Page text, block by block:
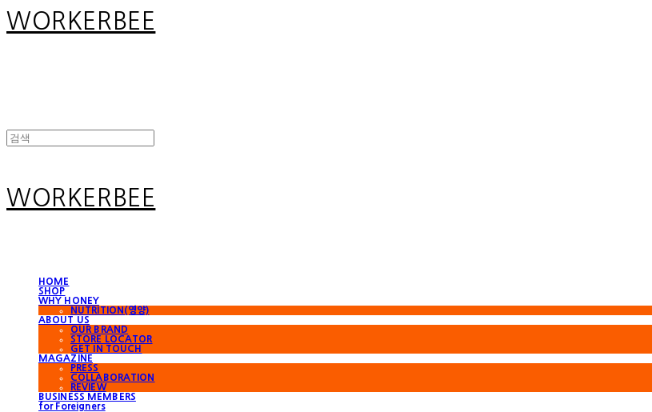
WORKERBEE
WORKERBEE
HOME
SHOP
WHY HONEY
NUTRITION(영양)
ABOUT US
OUR BRAND
STORE LOCATOR
GET IN TOUCH
MAGAZINE
PRESS
COLLABORATION
REVIEW
BUSINESS MEMBERS
for Foreigners